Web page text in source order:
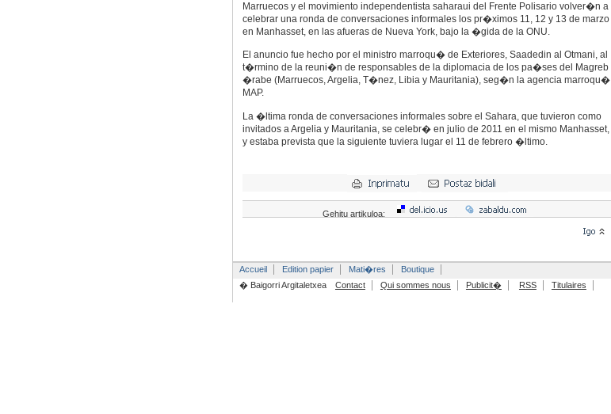
Marruecos y el movimiento independentista saharaui del Frente Polisario volver�n a
celebrar una ronda de conversaciones informales los pr�ximos 11, 12 y 13 de marzo
en Manhasset, en las afueras de Nueva York, bajo la �gida de la ONU.
El anuncio fue hecho por el ministro marroqu� de Exteriores, Saadedin al Otmani, al
t�rmino de la reuni�n de responsables de la diplomacia de los pa�ses del Magreb
�rabe (Marruecos, Argelia, T�nez, Libia y Mauritania), seg�n la agencia marroqu�
MAP.
La �ltima ronda de conversaciones informales sobre el Sahara, que tuvieron como
invitados a Argelia y Mauritania, se celebr� en julio de 2011 en el mismo Manhasset,
y estaba prevista que la siguiente tuviera lugar el 11 de febrero �ltimo.
Gehitu artikuloa:
Accueil Edition papier Mati�res
Boutique
� Baigorri Argitaletxea
Contact Qui sommes nous Publicit� RSS Titulaires